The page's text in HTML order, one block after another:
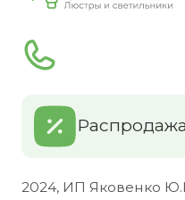
Распродажа
2024, ИП Яковенко